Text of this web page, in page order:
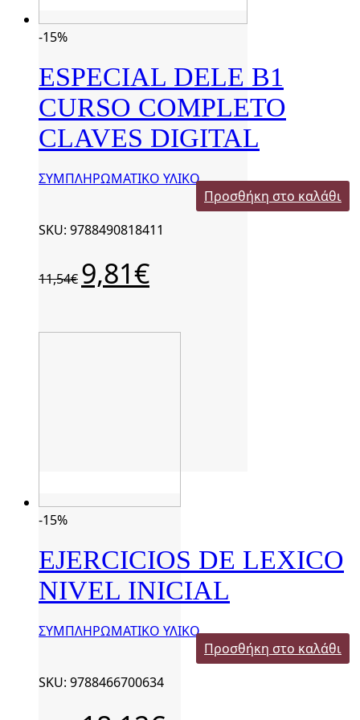
-15%
ESPECIAL DELE B1
CURSO COMPLETO
CLAVES DIGITAL
ΣΥΜΠΛΗΡΩΜΑΤΙΚΟ ΥΛΙΚΟ
Προσθήκη στο καλάθι
SKU: 9788490818411
11,54€
Original
price
9,81€Η
τρέχουσα
9,81€.
-15%
EJERCICIOS DE LEXICO
NIVEL INICIAL
ΣΥΜΠΛΗΡΩΜΑΤΙΚΟ ΥΛΙΚΟ
Προσθήκη στο καλάθι
SKU: 9788466700634
Original
Η